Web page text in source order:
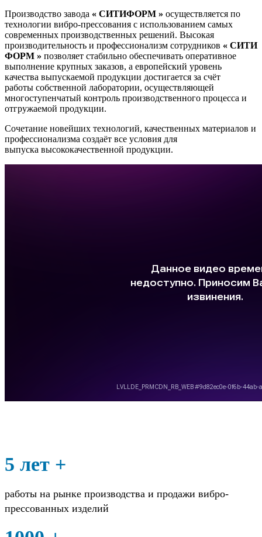
Производство завода « СИТИФОРМ » осуществляется по
технологии вибро-прессования с использованием самых
современных производственных решений. Высокая
производительность и профессионализм сотрудников « СИТИ
ФОРМ » позволяет стабильно обеспечивать оперативное
выполнение крупных заказов, а европейский уровень
качества выпускаемой продукции достигается за счёт
работы собственной лаборатории, осуществляющей
многоступенчатый контроль производственного процесса и
отгружаемой продукции.
Сочетание новейших технологий, качественных материалов и
профессионализма создаёт все условия для
выпуска высококачественной продукции.
5 лет +
работы на рынке производства и продажи вибро-
прессованных изделий